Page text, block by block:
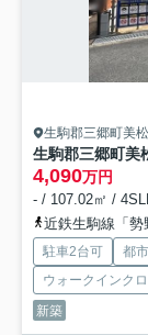
生駒郡三郷町美
生駒郡三郷町美
4,090万円
- / 107.02㎡ /
近鉄生駒線「
駐車2台可 都
ウォークインク
新築